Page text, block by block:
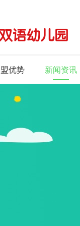
优势 新闻资讯